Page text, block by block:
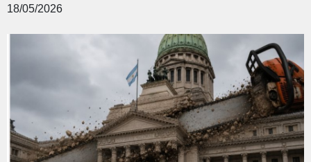
18/05/2026